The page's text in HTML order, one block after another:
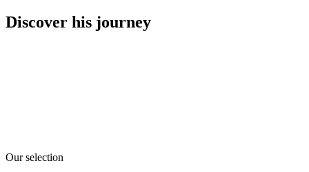
Discover his journey
Our selection